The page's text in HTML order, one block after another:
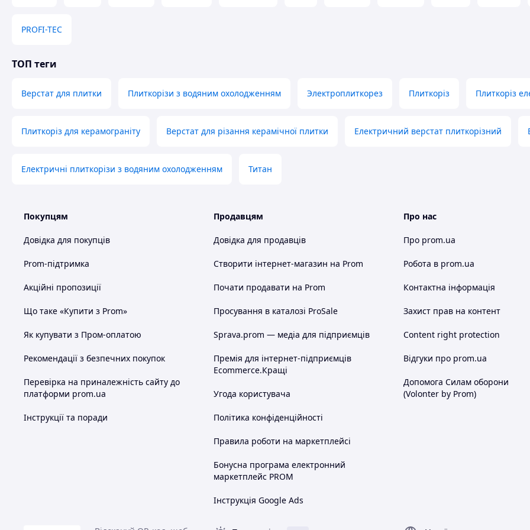
готова проконсультувати та забезпечити швидку доставку
отримували найкраще співвідношення ціни та якості.
покупки у нас ще приємнішими.
🌟 Репутація і довіра:
наші клієнти задоволені
PROFI-TEC
ТОП теги
Верстат для плитки Плиткорізи з водяним охолодженням Электроплиткорез Плиткоріз Плиткоріз
Плиткоріз для керамограніту Верстат для різання керамічної плитки Електричний верстат плиткорізний
Електричні плиткорізи з водяним охолодженням Титан
Покупцям
Довідка для покупців
Prom-підтримка
Акційні пропозиції
Що таке «Купити з Prom»
Як купувати з Пром-оплатою
Рекомендації з безпечних покупок
Перевірка на приналежність сайту до
платформи prom.ua
Інструкції та поради
Продавцям
Довідка для продавців
Створити інтернет-магазин на Prom
Почати продавати на Prom
Просування в каталозі ProSale
Sprava.prom — медіа для підприємців
Премія для інтернет-підприємців
Ecommerce.Кращі
Угода користувача
Політика конфіденційності
Правила роботи на маркетплейсі
Бонусна програма електронний
маркетплейс PROM
Інструкція Google Ads
Про нас
Про prom.ua
Робота в prom.ua
Контактна інформація
Захист прав на контент
Content right protection
Відгуки про prom.ua
Допомога Силам оборони
(Volonter by Prom)